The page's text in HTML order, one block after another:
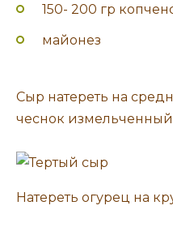
150- 200 гр
майонез
Сыр натереть на
чеснок
Натереть огурец на